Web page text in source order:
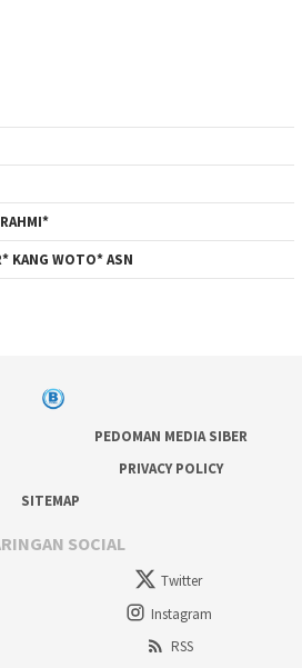
KANG WOTO* ASN
PEDOMAN MEDIA SIBER
PRIVACY POLICY
SITEMAP
SOCIAL
Twitter
Instagram
RSS